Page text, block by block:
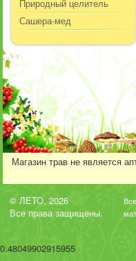
Природный целитель
Сашера-мед
Магазин трав не является
© ЛЕТО, 2026
Все права защищены.
0.48049902915955